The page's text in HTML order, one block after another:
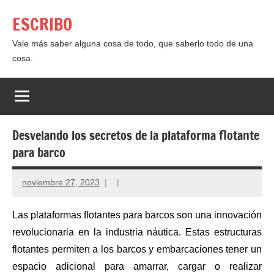
contenido
ESCRIBO
Vale más saber alguna cosa de todo, que saberlo todo de una
cosa.
Desvelando los secretos de la plataforma flotante
para barco
noviembre 27, 2023
Las plataformas flotantes para barcos son una innovación
revolucionaria en la industria náutica. Estas estructuras
flotantes permiten a los barcos y embarcaciones tener un
espacio adicional para amarrar, cargar o realizar